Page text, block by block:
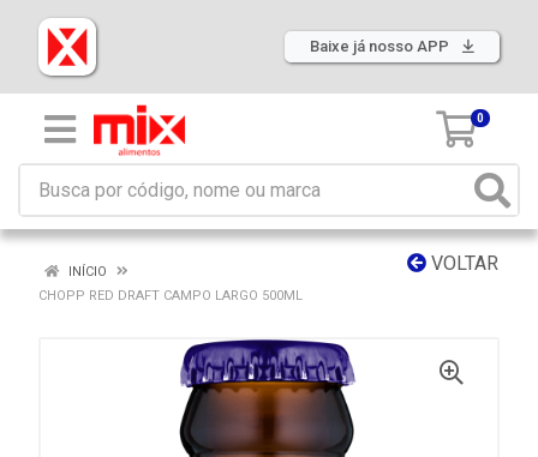
Baixe já nosso APP
0
VOLTAR
INÍCIO
CHOPP RED DRAFT CAMPO LARGO 500ML